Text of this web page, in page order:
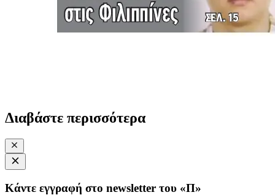
Διαβάστε περισσότερα
Κάντε εγγραφή στο newsletter του «Π»